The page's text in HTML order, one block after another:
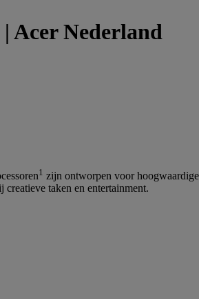
Acer Nederland
1 zijn ontworpen voor
taken en entertainment.